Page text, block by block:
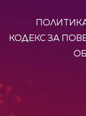
КОДЕКС ЗА